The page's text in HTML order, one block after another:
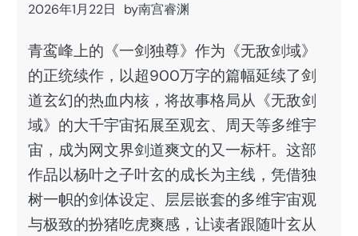
2026年1月22日 by南宫睿渊
青鸾峰上的《一剑独尊》作为《无敌剑域》
的正统续作，以超900万字的篇幅延续了剑
道玄幻的热血内核，将故事格局从《无敌剑
域》的大千宇宙拓展至观玄、周天等多维宇
宙，成为网文界剑道爽文的又一标杆。这部
作品以杨叶之子叶玄的成长为主线，凭借独
树一帜的剑体设定、层层嵌套的多维宇宙观
与极致的扮猪吃虎爽感，让读者跟随叶玄从